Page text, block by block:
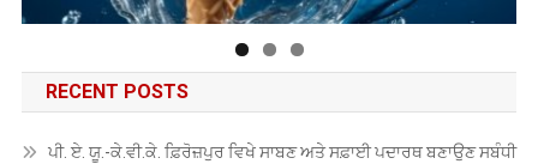
RECENT POSTS
ਪੀ. ਏ. ਯੂ.-ਕੇ.ਵੀ.ਕੇ. ਫ਼ਿਰੋਜ਼ਪੁਰ ਵਿਖੇ ਸਾਬਣ ਅਤੇ ਸਫ਼ਾਈ ਪਦਾਰਥ ਬਣਾਉਣ ਸਬੰਧੀ